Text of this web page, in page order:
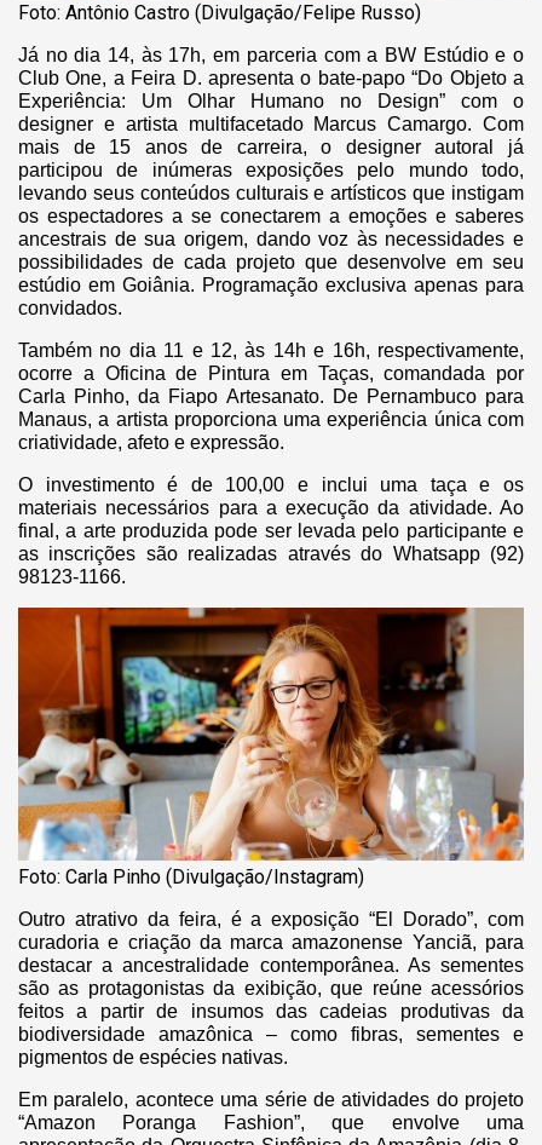
Foto: Antônio Castro (Divulgação/Felipe Russo)
Já no dia 14, às 17h, em parceria com a BW Estúdio e o
Club One, a Feira D. apresenta o bate-papo “Do Objeto a
Experiência: Um Olhar Humano no Design” com o
designer e artista multifacetado Marcus Camargo. Com
mais de 15 anos de carreira, o designer autoral já
participou de inúmeras exposições pelo mundo todo,
levando seus conteúdos culturais e artísticos que instigam
os espectadores a se conectarem a emoções e saberes
ancestrais de sua origem, dando voz às necessidades e
possibilidades de cada projeto que desenvolve em seu
estúdio em Goiânia. Programação exclusiva apenas para
convidados.
Também no dia 11 e 12, às 14h e 16h, respectivamente,
ocorre a Oficina de Pintura em Taças, comandada por
Carla Pinho, da Fiapo Artesanato. De Pernambuco para
Manaus, a artista proporciona uma experiência única com
criatividade, afeto e expressão.
O investimento é de 100,00 e inclui uma taça e os
materiais necessários para a execução da atividade. Ao
final, a arte produzida pode ser levada pelo participante e
as inscrições são realizadas através do Whatsapp (92)
98123-1166.
Foto: Carla Pinho (Divulgação/Instagram)
Outro atrativo da feira, é a exposição “El Dorado”, com
curadoria e criação da marca amazonense Yanciã, para
destacar a ancestralidade contemporânea. As sementes
são as protagonistas da exibição, que reúne acessórios
feitos a partir de insumos das cadeias produtivas da
biodiversidade amazônica – como fibras, sementes e
pigmentos de espécies nativas.
Em paralelo, acontece uma série de atividades do projeto
“Amazon Poranga Fashion”, que envolve uma